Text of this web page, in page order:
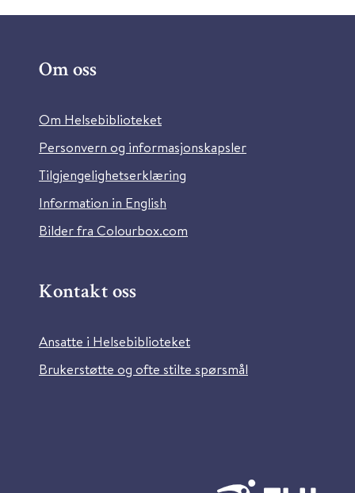
Om oss
Om Helsebiblioteket
Personvern og informasjonskapsler
Tilgjengelighetserklæring
Information in English
Bilder fra Colourbox.com
Kontakt oss
Ansatte i Helsebiblioteket
Brukerstøtte og ofte stilte spørsmål